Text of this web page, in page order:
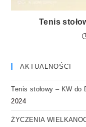
Tenis
AKTUALNOŚCI
Tenis stołowy – KW do
2024
ŻYCZENIA